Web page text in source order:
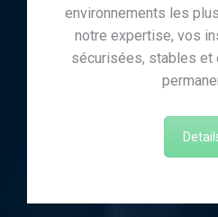
environnements les
notre expertise, vos
sécurisées, stables et